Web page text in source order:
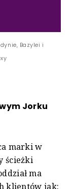
Bazylei i
Jorku
marki w
ścieżki
ma
klientów jak: